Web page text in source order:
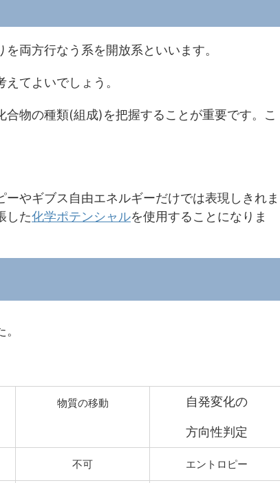
両方行なう系を開放系といいます。
てよいでしょう。
物の種類(組成)を把握することが重要です。こ
やギブス自由エネルギーだけでは表現しきれま
した化学ポテンシャルを使用することになりま
物質の移動 自発変化の
方向性判定
不可 エントロピー